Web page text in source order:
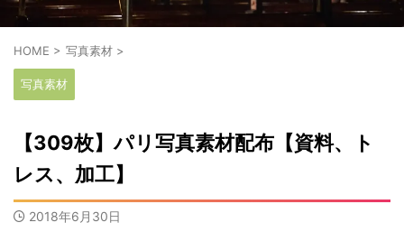
HOME > 写真素材 >
写真素材
【309枚】パリ写真素材配布【資料、ト
レス、加工】
2018年6月30日